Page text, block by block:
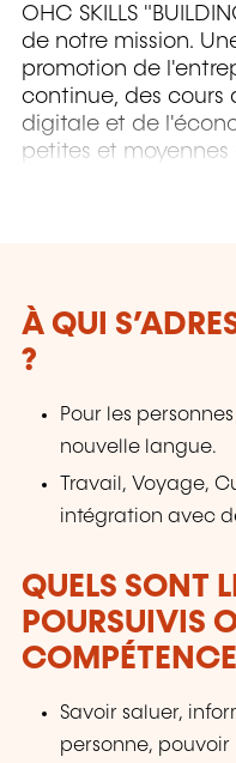
OHC SKILLS
de notre mission.
promotion de
continue, des cours
digitale et de
petites et moyennes
À QUI
?
Pour les
nouvelle langue.
Travail, Voyage,
intégration avec
QUELS SONT
POURSUIVIS
Savoir saluer,
personne,